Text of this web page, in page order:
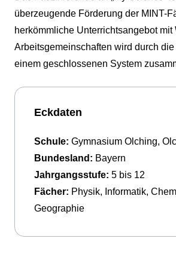
überzeugende Förderung der MINT-
herkömmliche Unterrichtsangebot mit
Arbeitsgemeinschaften wird durch
einem geschlossenen System
Eckdaten
Schule: Gymnasium Olching,
Bundesland: Bayern
Jahrgangsstufe: 5 bis 12
Fächer: Physik, Informatik,
Geographie